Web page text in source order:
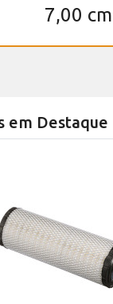
7,00 cm
em Destaque